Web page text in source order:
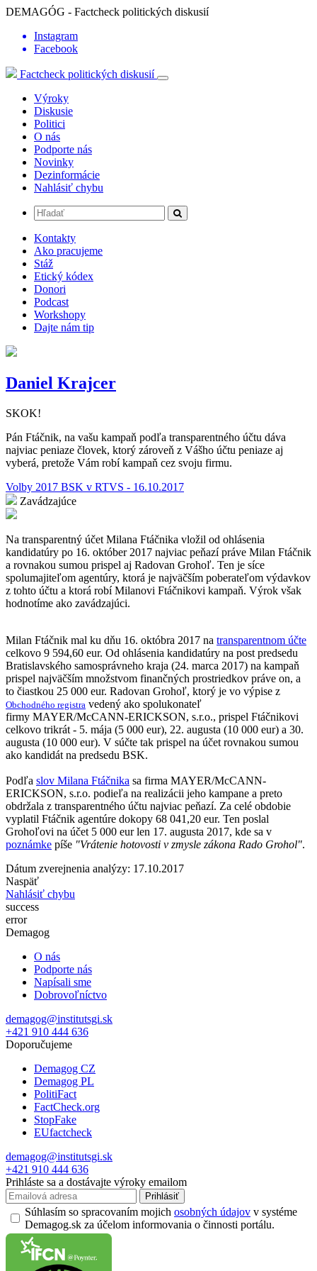
DEMAGÓG - Factcheck politických diskusií
Instagram
Facebook
Factcheck politických diskusií
Výroky
Diskusie
Politici
O nás
Podporte nás
Novinky
Dezinformácie
Nahlásiť chybu
Kontakty
Ako pracujeme
Stáž
Etický kódex
Donori
Podcast
Workshopy
Dajte nám tip
Daniel Krajcer
SKOK!
Pán Ftáčnik, na vašu kampaň podľa transparentného účtu dáva
najviac peniaze človek, ktorý zároveň z Vášho účtu peniaze aj
vyberá, pretože Vám robí kampaň cez svoju firmu.
Volby 2017 BSK v RTVS - 16.10.2017
Zavádzajúce
Na transparentný účet Milana Ftáčnika vložil od ohlásenia
kandidatúry po 16. október 2017 najviac peňazí práve Milan Ftáčnik
a rovnakou sumou prispel aj Radovan Grohoľ. Ten je síce
spolumajiteľom agentúry, ktorá je najväčším poberateľom výdavkov
z tohto účtu a ktorá robí Milanovi Ftáčnikovi kampaň. Výrok však
hodnotíme ako zavádzajúci.
Milan Ftáčnik mal ku dňu 16. októbra 2017 na transparentnom účte
celkovo 9 594,60 eur. Od ohlásenia kandidatúry na post predsedu
Bratislavského samosprávneho kraja (24. marca 2017) na kampaň
prispel najväčším množstvom finančných prostriedkov práve on, a
to čiastkou 25 000 eur. Radovan Grohoľ, ktorý je vo výpise z
Obchodného registra vedený ako spolukonateľ
firmy MAYER/McCANN-ERICKSON, s.r.o., prispel Ftáčnikovi
celkovo trikrát - 5. mája (5 000 eur), 22. augusta (10 000 eur) a 30.
augusta (10 000 eur). V súčte tak prispel na účet rovnakou sumou
ako kandidát na predsedu BSK.
Podľa slov Milana Ftáčnika sa firma MAYER/McCANN-
ERICKSON, s.r.o. podieľa na realizácii jeho kampane a preto
obdržala z transparentného účtu najviac peňazí. Za celé obdobie
vyplatil Ftáčnik agentúre dokopy 68 041,20 eur. Ten poslal
Grohoľovi na účet 5 000 eur len 17. augusta 2017, kde sa v
poznámke píše "Vrátenie hotovosti v zmysle zákona Rado Grohol".
Dátum zverejnenia analýzy: 17.10.2017
Naspäť
Nahlásiť chybu
success
error
Demagog
O nás
Podporte nás
Napísali sme
Dobrovoľníctvo
demagog@institutsgi.sk
+421 910 444 636
Doporučujeme
Demagog CZ
Demagog PL
PolitiFact
FactCheck.org
StopFake
EUfactcheck
demagog@institutsgi.sk
+421 910 444 636
Prihláste sa a dostávajte výroky emailom
Prihlásiť
Súhlasím so spracovaním mojich osobných údajov v systéme
Demagog.sk za účelom informovania o činnosti portálu.